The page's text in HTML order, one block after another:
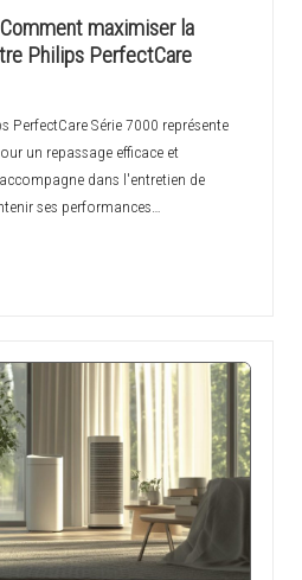
maximiser la
Philips PerfectCare
PerfectCare Série 7000 représente
un repassage efficace et
dans l'entretien de
ses performances…